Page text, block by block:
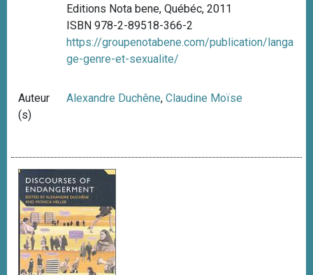
Editions Nota bene, Québéc, 2011
ISBN 978-2-89518-366-2
https://groupenotabene.com/publication/langa
ge-genre-et-sexualite/
Auteur
(s)
Alexandre Duchêne,Claudine Moïse